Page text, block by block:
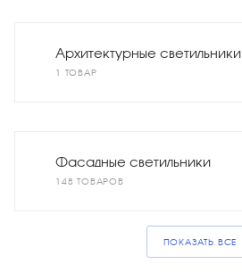
Архитектурные светильники
1 ТОВАР
Фасадные светильники
148 ТОВАРОВ
ПОКАЗАТЬ ВСЕ